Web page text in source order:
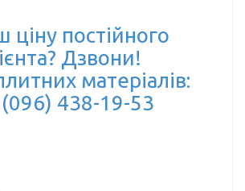
ціну постійного
Дзвони!
матеріалів:
438-19-53